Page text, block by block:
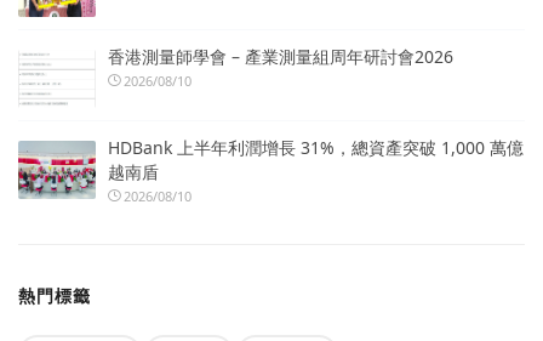
香港測量師學會 – 產業測量組周年研討會2026
2026/08/10
HDBank 上半年利潤增長 31%，總資產突破 1,000 萬億
越南盾
2026/08/10
熱門標籤